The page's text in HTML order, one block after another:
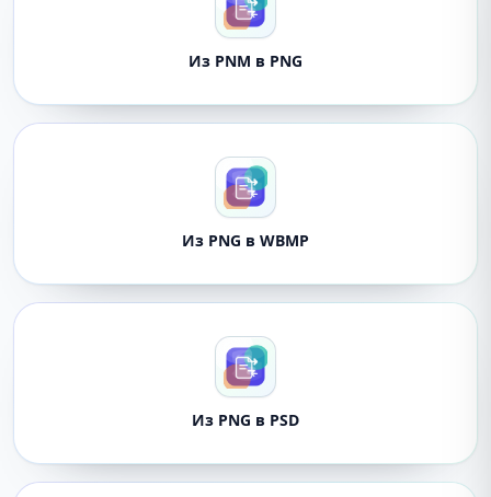
Из PNM в PNG
Из PNG в WBMP
Из PNG в PSD